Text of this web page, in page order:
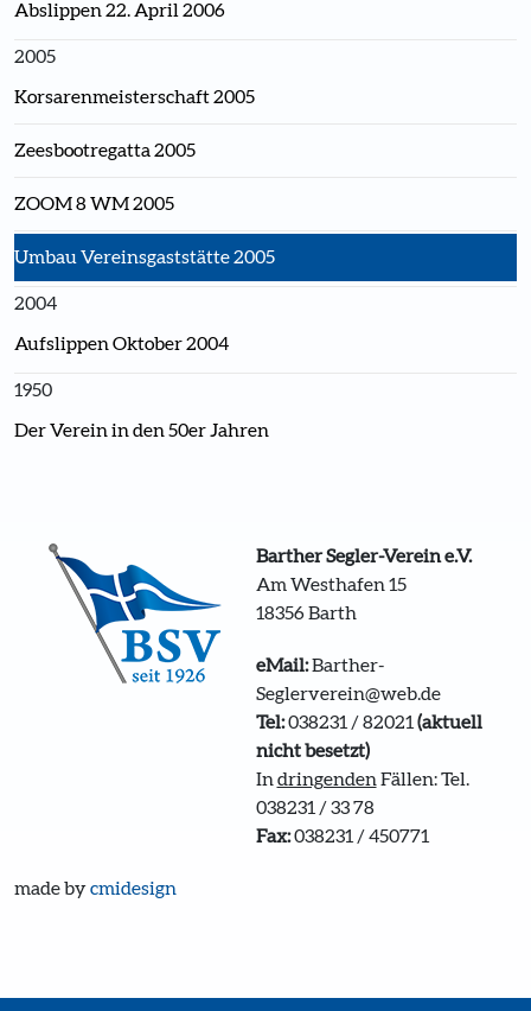
Abslippen 22. April 2006
2005
Korsarenmeisterschaft 2005
Zeesbootregatta 2005
ZOOM 8 WM 2005
Umbau Vereinsgaststätte 2005
2004
Aufslippen Oktober 2004
1950
Der Verein in den 50er Jahren
Barther Segler-Verein e.V.
Am Westhafen 15
18356 Barth
eMail:Barther-
Seglerverein@web.de
Tel:038231 / 82021(aktuell
nicht besetzt)
IndringendenFällen: Tel.
038231 / 33 78
Fax:038231 / 450771
made bycmidesign